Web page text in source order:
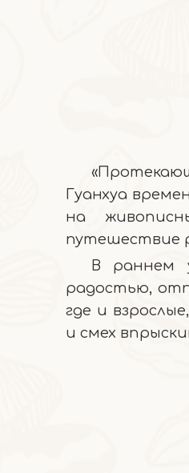
Гуанхуа
на
путешествие
В раннем
радостью,
где и
и смех